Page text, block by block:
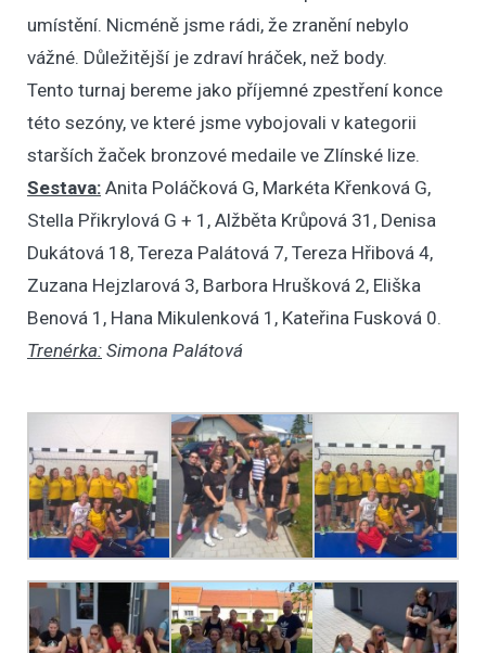
umístění. Nicméně jsme rádi, že zranění nebylo
vážné. Důležitější je zdraví hráček, než body.
Tento turnaj bereme jako příjemné zpestření konce
této sezóny, ve které jsme vybojovali v kategorii
starších žaček bronzové medaile ve Zlínské lize.
Sestava: Anita Poláčková G, Markéta Křenková G,
Stella Přikrylová G + 1, Alžběta Krůpová 31, Denisa
Dukátová 18, Tereza Palátová 7, Tereza Hřibová 4,
Zuzana Hejzlarová 3, Barbora Hrušková 2, Eliška
Benová 1, Hana Mikulenková 1, Kateřina Fusková 0.
Trenérka: Simona Palátová